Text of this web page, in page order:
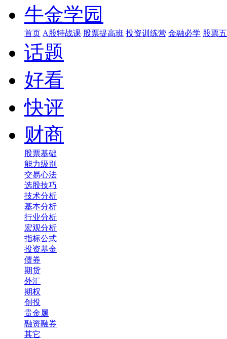
牛金学园
首页 A股特战课 股票提高班 投资训练营 金融必学 股票
话题
好看
快评
财商
股票基础
能力级别
交易心法
选股技巧
技术分析
基本分析
行业分析
宏观分析
指标公式
投资基金
债券
期货
外汇
期权
创投
贵金属
融资融券
其它